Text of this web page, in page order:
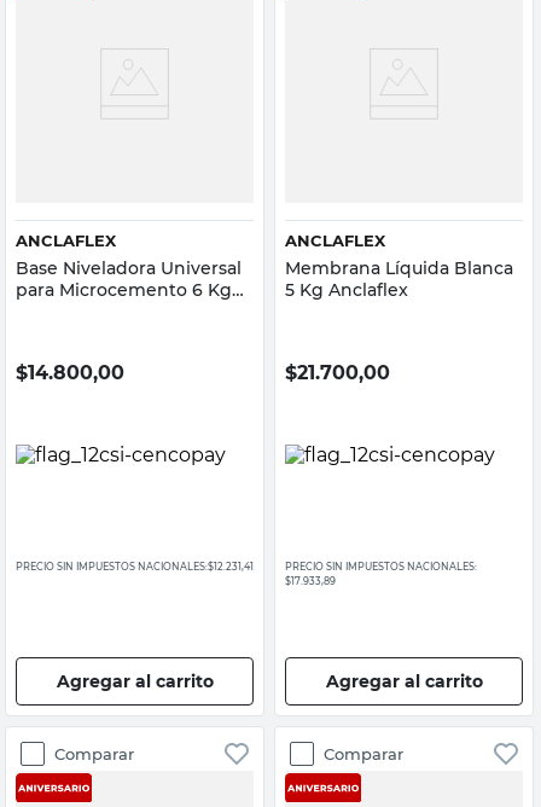
ANCLAFLEX
Base Niveladora Universal
para Microcemento 6 Kg
$14.800,00
PRECIO SIN IMPUESTOS NACIONALES:$12.231,41
Agregar al carrito
ANCLAFLEX
Membrana Líquida Blanca
5 Kg Anclaflex
$21.700,00
PRECIO SIN IMPUESTOS NACIONALES:
$17.933,89
Agregar al carrito
Comparar Comparar